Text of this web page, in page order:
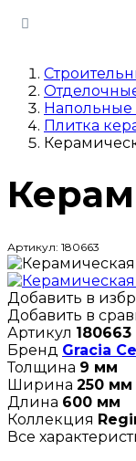
Напольные
Плитка
Артикул: 180663
Добавить в
Добавить в
Артикул 180663
Бренд Gracia
Толщина 9 мм
Ширина 250 мм
Длина 600 мм
Коллекция
Все